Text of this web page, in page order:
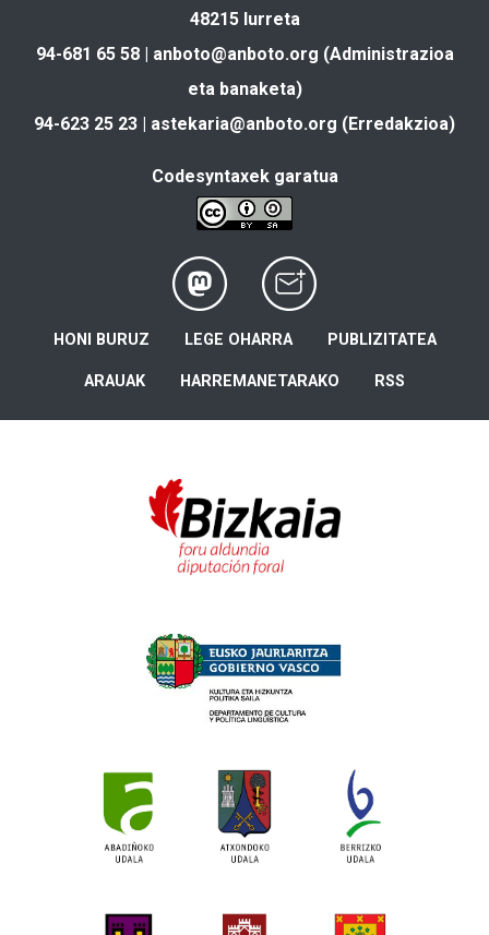
48215 Iurreta
94-681 65 58 | anboto@anboto.org (Administrazioa
eta banaketa)
94-623 25 23 | astekaria@anboto.org (Erredakzioa)
Codesyntaxek garatua
HONI BURUZ LEGE OHARRA PUBLIZITATEA
ARAUAK HARREMANETARAKO RSS